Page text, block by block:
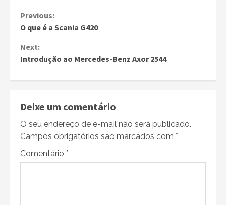
Continue
Reading
Previous:
O que é a Scania G420
Next:
Introdução ao Mercedes-Benz Axor 2544
Deixe um comentário
O seu endereço de e-mail não será publicado.
Campos obrigatórios são marcados com *
Comentário *